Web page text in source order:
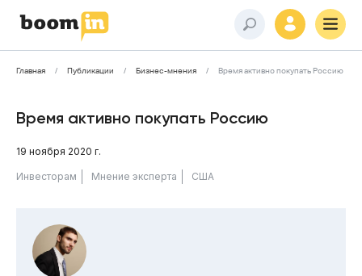
Главная Публикации Бизнес-мнения Время активно покупать Россию
Время активно покупать Россию
19 ноября 2020 г.
Инвесторам Мнение эксперта США